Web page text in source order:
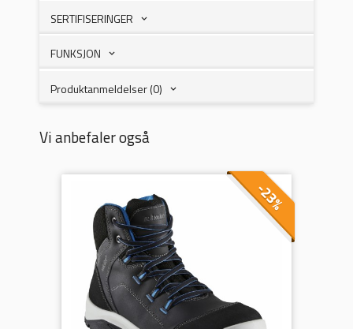
SERTIFISERINGER
FUNKSJON
Produktanmeldelser (0)
Vi anbefaler også
-23%